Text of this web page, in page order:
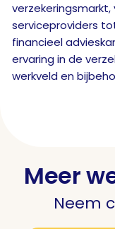
verzekeringsmarkt,
serviceproviders
financieel
ervaring in de
werkveld en
Meer
Neem